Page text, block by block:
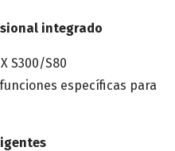
integrado
S300/S80
específicas para